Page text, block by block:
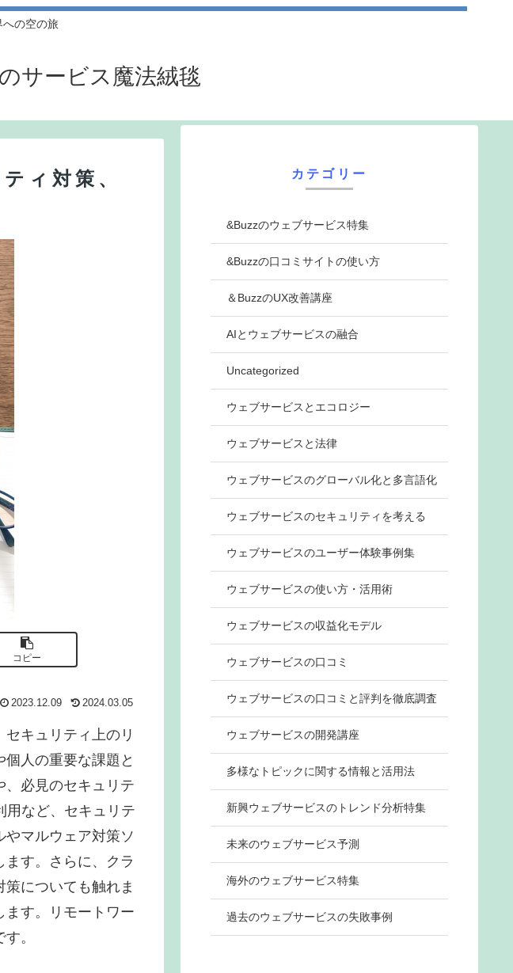
の空の旅
サービス魔法絨毯
ィ対策、
コピー
2023.12.09 2024.03.05
キュリティ上のリ
人の重要な課題と
、必見のセキュリテ
用など、セキュリテ
やマルウェア対策ソ
す。さらに、クラ
についても触れま
ます。リモートワー
。
カテゴリー
&Buzzのウェブサービス特集
&Buzzの口コミサイトの使い方
＆BuzzのUX改善講座
AIとウェブサービスの融合
Uncategorized
ウェブサービスとエコロジー
ウェブサービスと法律
ウェブサービスのグローバル化と多言語化
ウェブサービスのセキュリティを考える
ウェブサービスのユーザー体験事例集
ウェブサービスの使い方・活用術
ウェブサービスの収益化モデル
ウェブサービスの口コミ
ウェブサービスの口コミと評判を徹底調査
ウェブサービスの開発講座
多様なトピックに関する情報と活用法
新興ウェブサービスのトレンド分析特集
未来のウェブサービス予測
海外のウェブサービス特集
過去のウェブサービスの失敗事例